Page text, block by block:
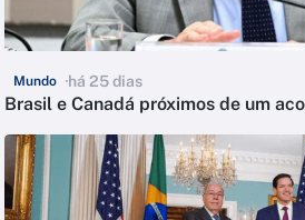
Mundo há 25 dias
Brasil e Canadá próximos de um